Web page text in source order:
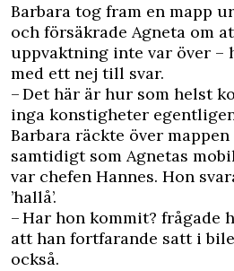
Barbara tog fram en mapp
och försäkrade Agneta om
uppvaktning inte var över –
med ett nej till svar.
– Det här är hur som helst
inga konstigheter
Barbara räckte över
samtidigt som Agnetas
var chefen Hannes. Hon
’hallå’.
– Har hon kommit? frågade
att han fortfarande satt i
också.